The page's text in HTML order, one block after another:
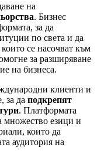
на
. Бизнес
за да
по света и да
се насочват към
за разширяване
на бизнеса.
клиенти и
за да подкрепят
. Платформата
множество езици и
които да
аудитория на